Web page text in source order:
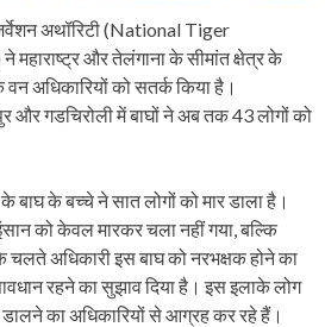
अथॉरिटी (National Tiger
और तेलंगाना के सीमांत क्षेत्र के
अधिकारियों को सतर्क किया है।
और गडचिरोली में बाघों ने अब तक 43 लोगों को
बाघ के बच्चे ने सात लोगों को मार डाला है।
को केवल मारकर चला नहीं गया, बल्कि
अधिकारी इस बाघ को नरभक्षक होने का
रहने का सुझाव दिया है। इस इलाके लोग
का अधिकारियों से आग्रह कर रहे हैं।